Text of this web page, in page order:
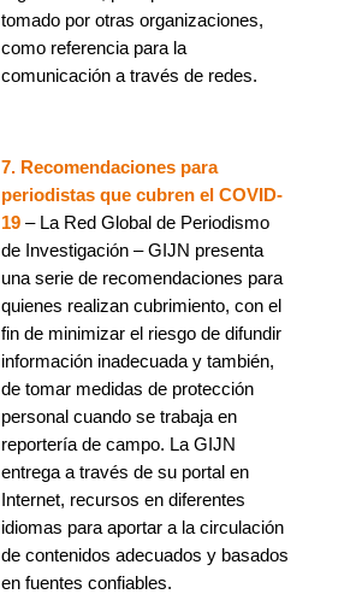
tomado por otras organizaciones,
como referencia para la
comunicación a través de redes.
7. Recomendaciones para
periodistas que cubren el COVID-
19 – La Red Global de Periodismo
de Investigación – GIJN presenta
una serie de recomendaciones para
quienes realizan cubrimiento, con el
fin de minimizar el riesgo de difundir
información inadecuada y también,
de tomar medidas de protección
personal cuando se trabaja en
reportería de campo. La GIJN
entrega a través de su portal en
Internet, recursos en diferentes
idiomas para aportar a la circulación
de contenidos adecuados y basados
en fuentes confiables.